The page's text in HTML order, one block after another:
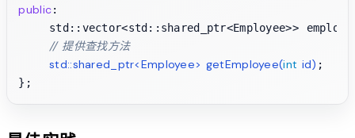
public:
std::vector<std::shared_ptr<Employee>>
// 提供查找方法
std::shared_ptr<Employee> getEmployee(int id) ;